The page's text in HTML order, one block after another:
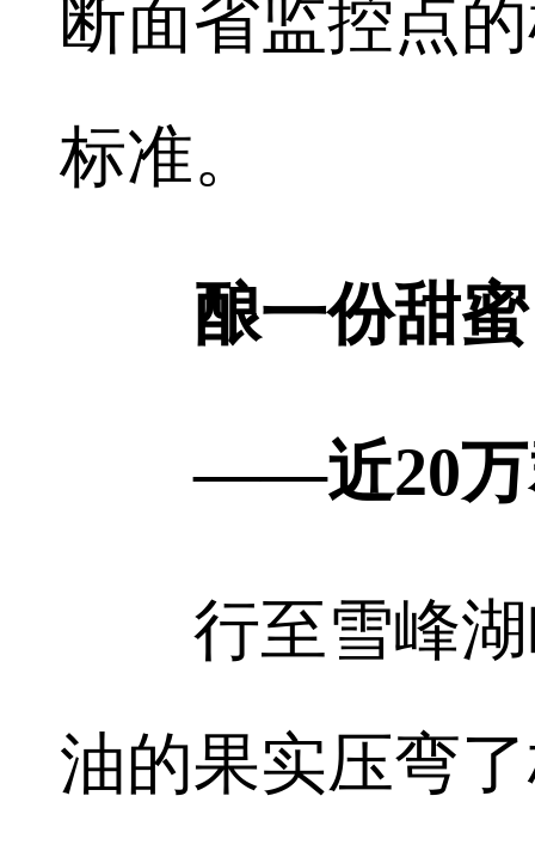
断面省监控点
标准。
酿一份甜蜜
——近20万群
行至雪峰湖
油的果实压弯